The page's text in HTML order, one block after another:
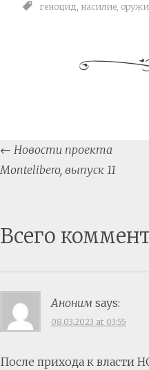
геноцид, насилие,
Post
navigation
← Новости проекта
Montelibero, выпуск 11
Всего
Аноним says:
08.03.2023 at 03:55
После прихода к власти